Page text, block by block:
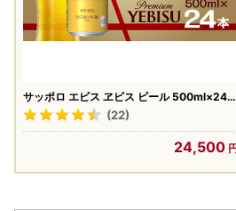
サッポロ エビス ヱビス ビール 500ml×24本
(1ケース) ＜千葉（船橋）工場＞ 缶ビール お
酒
(22)
24,500